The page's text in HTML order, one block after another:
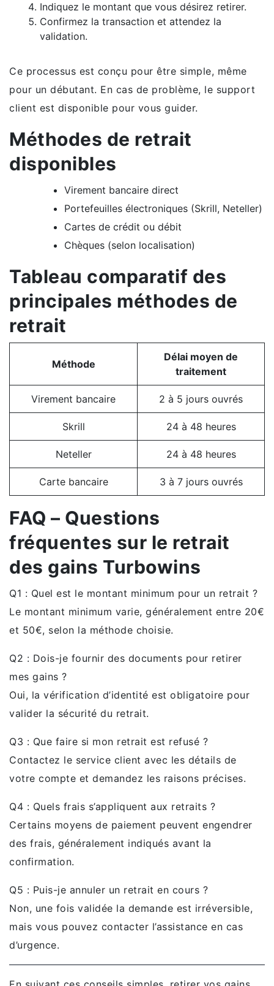
Indiquez le montant que vous désirez retirer.
Confirmez la transaction et attendez la
validation.
Ce processus est conçu pour être simple, même
pour un débutant. En cas de problème, le support
client est disponible pour vous guider.
Méthodes de retrait
disponibles
Virement bancaire direct
Portefeuilles électroniques (Skrill, Neteller)
Cartes de crédit ou débit
Chèques (selon localisation)
Tableau comparatif des
principales méthodes de
retrait
Méthode
Délai moyen de
traitement
Virement bancaire 2 à 5 jours ouvrés
Skrill 24 à 48 heures
Neteller 24 à 48 heures
Carte bancaire 3 à 7 jours ouvrés
FAQ – Questions
fréquentes sur le retrait
des gains Turbowins
Q1 : Quel est le montant minimum pour un retrait ?
Le montant minimum varie, généralement entre 20€
et 50€, selon la méthode choisie.
Q2 : Dois-je fournir des documents pour retirer
mes gains ?
Oui, la vérification d’identité est obligatoire pour
valider la sécurité du retrait.
Q3 : Que faire si mon retrait est refusé ?
Contactez le service client avec les détails de
votre compte et demandez les raisons précises.
Q4 : Quels frais s’appliquent aux retraits ?
Certains moyens de paiement peuvent engendrer
des frais, généralement indiqués avant la
confirmation.
Q5 : Puis-je annuler un retrait en cours ?
Non, une fois validée la demande est irréversible,
mais vous pouvez contacter l’assistance en cas
d’urgence.